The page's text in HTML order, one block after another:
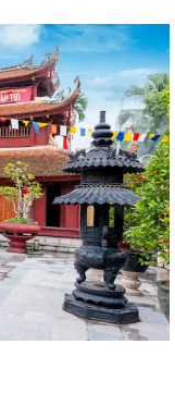
số 20/2026/NQ-HĐND
201/KH-UBND và Kế
phạm pháp luật bãi bỏ
PHƯỜNG ÁI QUỐC
ngày 20/7/2026 của